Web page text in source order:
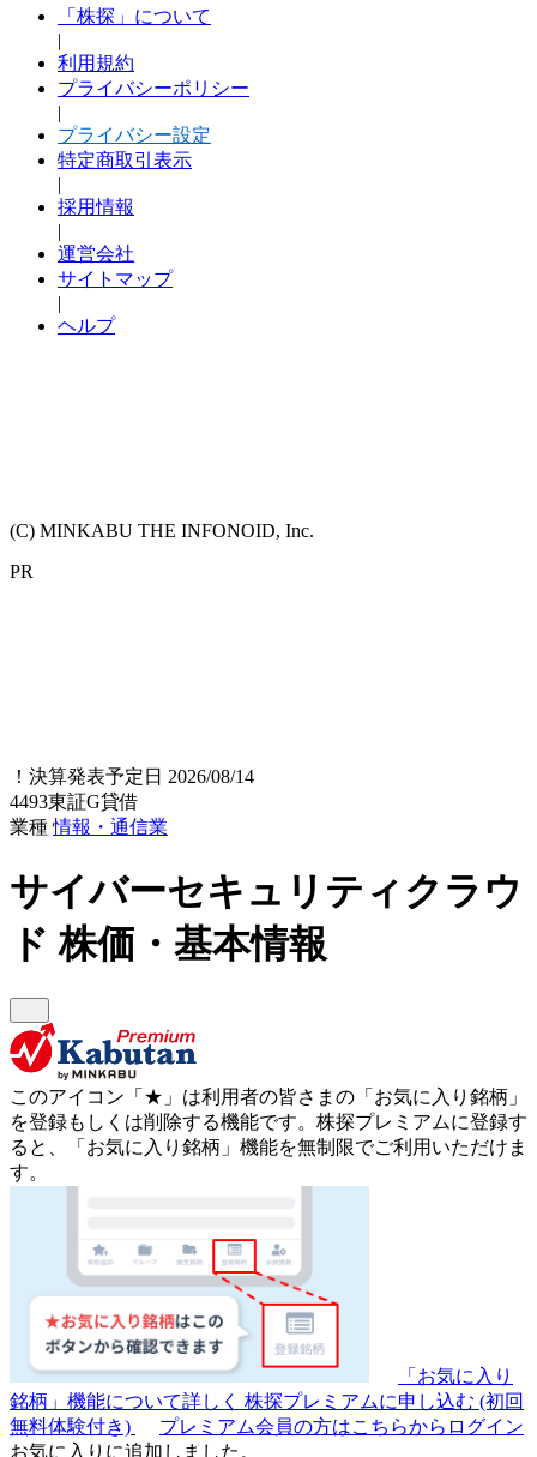
「株探」について
|
利用規約
プライバシーポリシー
|
プライバシー設定
特定商取引表示
|
採用情報
|
運営会社
サイトマップ
|
ヘルプ
(C) MINKABU THE INFONOID, Inc.
PR
！ 決算発表予定日 2026/08/14
4493東証G貸借
業種情報・通信業
サイバーセキュリティクラウ
ド株価・基本情報
このアイコン 「★」 は利用者の皆さまの 「お気に入り銘柄」
を登録もしくは削除する機能です。 株探プレミアムに登録す
ると、「お気に入り銘柄」機能を無制限でご利用いただけま
す。
「お気に入り
銘柄」機能について詳しく 株探プレミアムに申し込む (初回
無料体験付き)
プレミアム会員の方はこちらからログイン
お気に入りに追加しました。